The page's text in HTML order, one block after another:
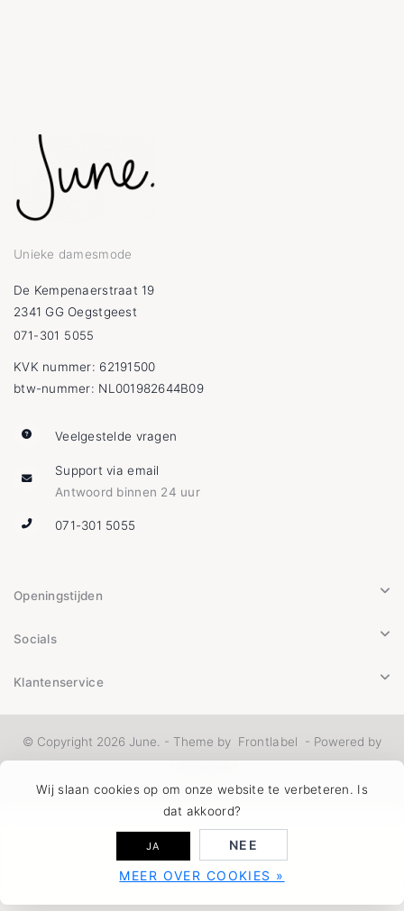
Wij slaan cookies op om onze website te verbeteren. Is
dat akkoord?
JA
NEE
MEER OVER COOKIES »
Unieke damesmode
De Kempenaerstraat 19
2341 GG Oegstgeest
071-301 5055
KVK nummer: 62191500
btw-nummer: NL001982644B09
Veelgestelde vragen
Support via email
Antwoord binnen 24 uur
071-301 5055
Openingstijden
Socials
Klantenservice
© Copyright 2026 June. - Theme by Frontlabel
- Powered by